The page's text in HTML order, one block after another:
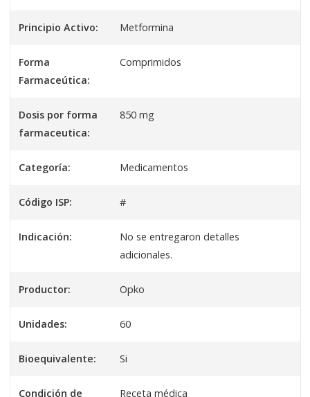
Principio Activo: Metformina
Forma
Farmaceútica:
Comprimidos
Dosis por forma
farmaceutica:
850 mg
Categoría: Medicamentos
Código ISP: #
Indicación:
No se entregaron detalles
adicionales.
Productor: Opko
Unidades: 60
Bioequivalente: Si
Condición de Receta médica